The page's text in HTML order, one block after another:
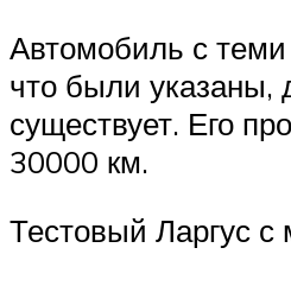
Автомобиль с
что были указаны,
существует. Его
30000 км.
Тестовый Ларгус с